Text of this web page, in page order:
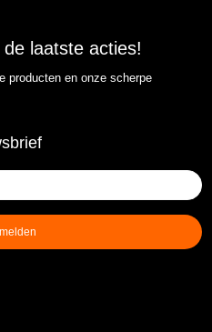
laatste acties!
producten en onze scherpe